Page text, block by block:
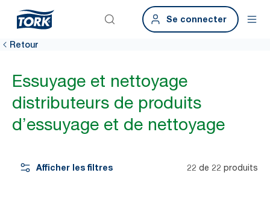
Se connecter
Retour
Essuyage et nettoyage
distributeurs de produits
d’essuyage et de nettoyage
Afficher les filtres 22 de 22 produits